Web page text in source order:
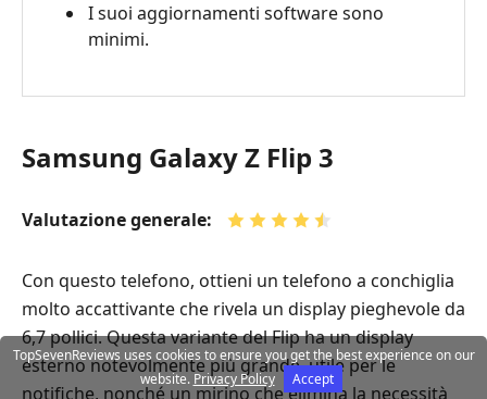
I suoi aggiornamenti software sono
minimi.
Samsung Galaxy Z Flip 3
Valutazione generale:
Con questo telefono, ottieni un telefono a conchiglia
molto accattivante che rivela un display pieghevole da
6,7 pollici. Questa variante del Flip ha un display
esterno notevolmente più grande, utile per le
notifiche, nonché un mirino che elimina la necessità
TopSevenReviews uses cookies to ensure you get the best experience on our
website. Privacy Policy Accept